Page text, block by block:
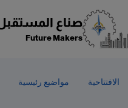
صناع
Future Makers
الافتتاحية مواضيع رئيسية